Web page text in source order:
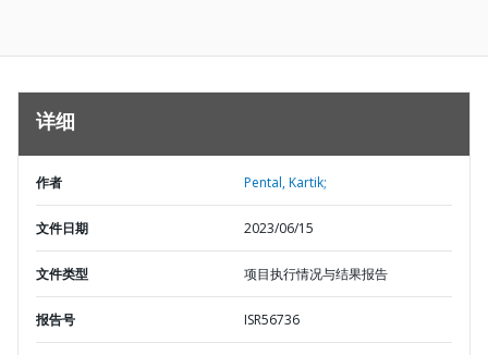
详细
作者 Pental, Kartik;
文件日期 2023/06/15
文件类型 项目执行情况与结果报告
报告号 ISR56736